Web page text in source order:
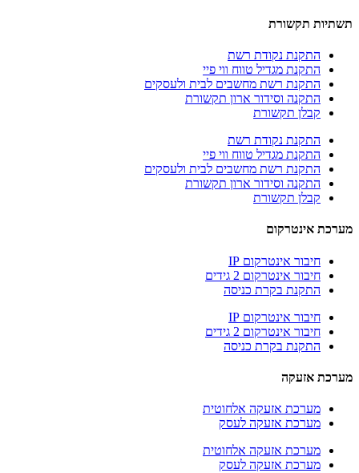
תשתיות תקשורת
התקנת נקודת רשת
התקנת מגדיל טווח ווי פיי
התקנת רשת מחשבים לבית ולעסקים
התקנה וסידור ארון תקשורת
קבלן תקשורת
התקנת נקודת רשת
התקנת מגדיל טווח ווי פיי
התקנת רשת מחשבים לבית ולעסקים
התקנה וסידור ארון תקשורת
קבלן תקשורת
מערכת אינטרקום
חיבור אינטרקום IP
חיבור אינטרקום 2 גידים
התקנת בקרת כניסה
חיבור אינטרקום IP
חיבור אינטרקום 2 גידים
התקנת בקרת כניסה
מערכת אזעקה
מערכת אזעקה אלחוטית
מערכת אזעקה לעסק
מערכת אזעקה אלחוטית
מערכת אזעקה לעסק